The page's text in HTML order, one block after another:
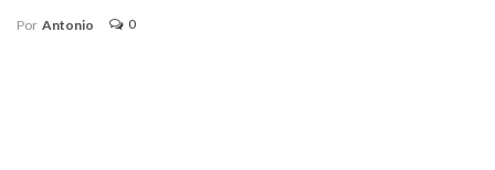
Por Antonio 0